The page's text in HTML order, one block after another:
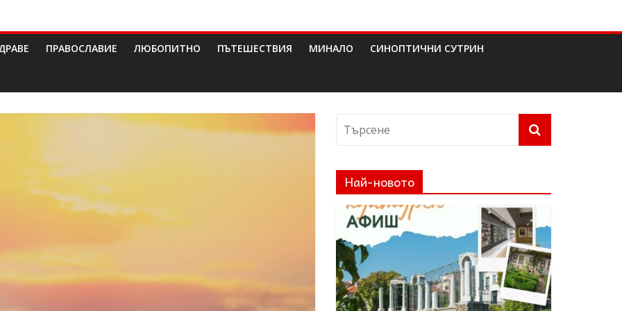
ПРАВОСЛАВИЕ ЛЮБОПИТНО ПЪТЕШЕСТВИЯ МИНАЛО СИНОПТИЧНИ СУТРИН
Най-новото